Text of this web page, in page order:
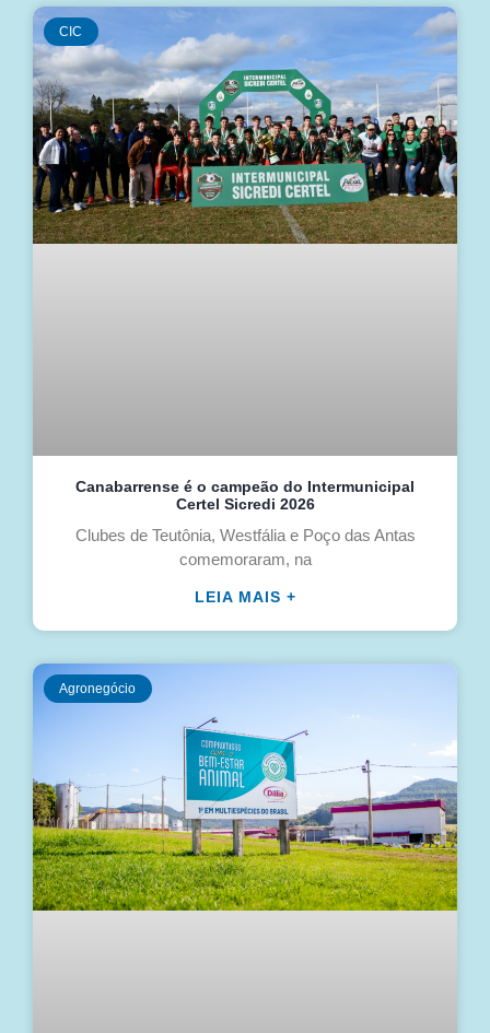
CIC
Canabarrense é o campeão do Intermunicipal
Certel Sicredi 2026
Clubes de Teutônia, Westfália e Poço das Antas
comemoraram, na
LEIA MAIS +
Agronegócio